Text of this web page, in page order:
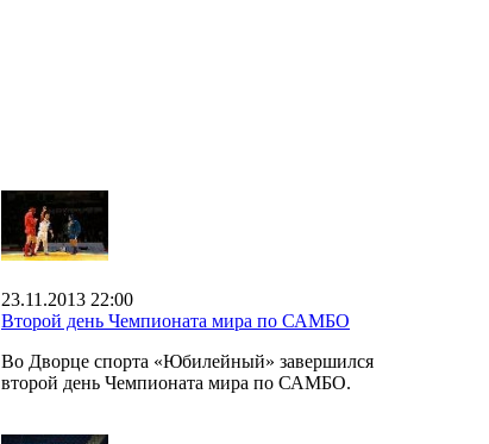
23.11.2013 22:00
Второй день Чемпионата мира по САМБО
Во Дворце спорта «Юбилейный» завершился
второй день Чемпионата мира по САМБО.